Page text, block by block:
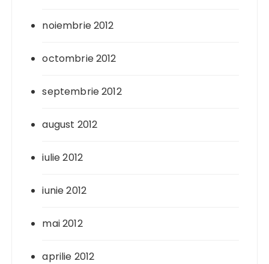
noiembrie 2012
octombrie 2012
septembrie 2012
august 2012
iulie 2012
iunie 2012
mai 2012
aprilie 2012